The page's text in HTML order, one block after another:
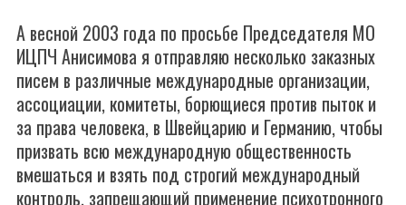
А весной 2003 года по просьбе Председателя МО
ИЦПЧ Анисимова я отправляю несколько заказных
писем в различные международные организации,
ассоциации, комитеты, борющиеся против пыток и
за права человека, в Швейцарию и Германию, чтобы
призвать всю международную общественность
вмешаться и взять под строгий международный
контроль, запрещающий применение психотронного